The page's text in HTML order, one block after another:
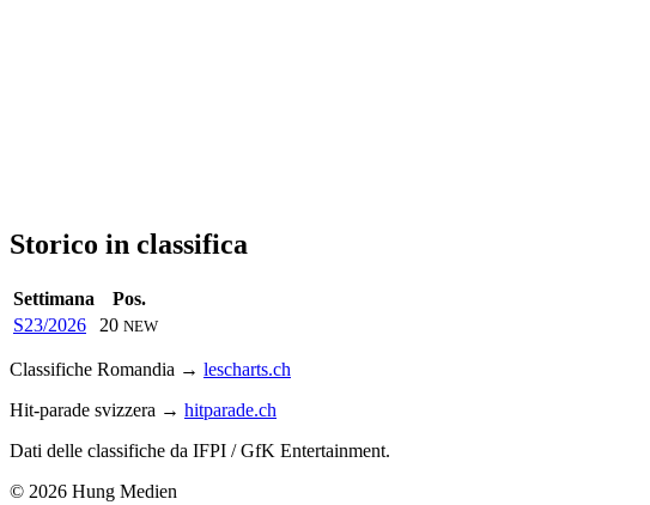
Storico in classifica
Settimana
Pos.
S23/2026
20 NEW
Classifiche Romandia → lescharts.ch
Hit-parade svizzera → hitparade.ch
Dati delle classifiche da IFPI / GfK Entertainment.
© 2026 Hung Medien